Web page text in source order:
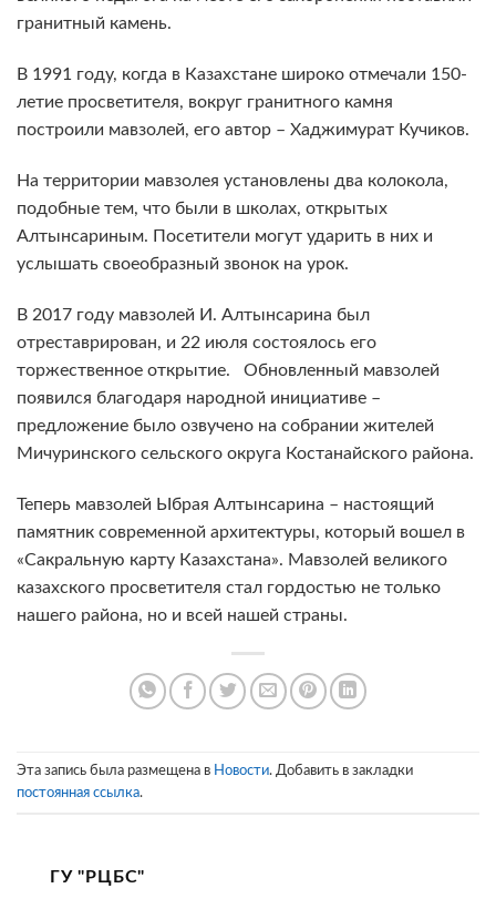
гранитный камень.
В 1991 году, когда в Казахстане широко отмечали 150-
летие просветителя, вокруг гранитного камня
построили мавзолей, его автор – Хаджимурат Кучиков.
На территории мавзолея установлены два колокола,
подобные тем, что были в школах, открытых
Алтынсариным. Посетители могут ударить в них и
услышать своеобразный звонок на урок.
В 2017 году мавзолей И. Алтынсарина был
отреставрирован, и 22 июля состоялось его
торжественное открытие. Обновленный мавзолей
появился благодаря народной инициативе –
предложение было озвучено на собрании жителей
Мичуринского сельского округа Костанайского района.
Теперь мавзолей Ыбрая Алтынсарина – настоящий
памятник современной архитектуры, который вошел в
«Сакральную карту Казахстана». Мавзолей великого
казахского просветителя стал гордостью не только
нашего района, но и всей нашей страны.
Эта запись была размещена в Новости. Добавить в закладки
постоянная ссылка.
ГУ "РЦБС"